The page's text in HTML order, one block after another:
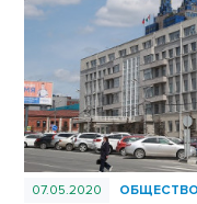
07.05.2020 ОБЩЕСТВО